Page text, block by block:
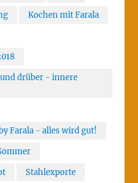
Kochen mit Farala
drüber - innere
Farala - alles wird gut!
Stahlexporte